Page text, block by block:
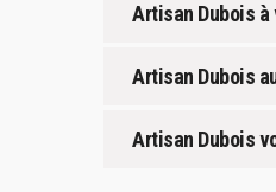
Artisan Dubois
Artisan Dubois
Artisan Dubois